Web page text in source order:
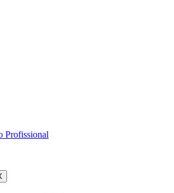
Profissional